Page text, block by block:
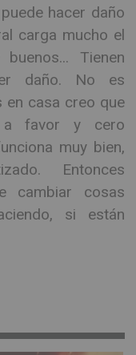
hacer daño
carga mucho el
Tienen
daño. No es
en casa creo que
a favor y cero
muy bien,
Entonces
cambiar cosas
si están